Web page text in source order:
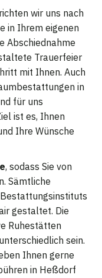
wir uns nach
in Ihrem eigenen
Abschiednahme
Trauerfeier
mit Ihnen. Auch
in
für uns
ist es, Ihnen
Ihre Wünsche
, sodass Sie von
Sämtliche
gestaltet. Die
Ruhestätten
sein.
Ihnen gerne
in Heßdorf